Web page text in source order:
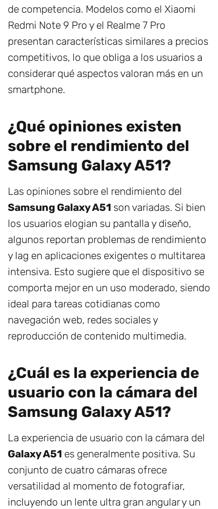
de competencia. Modelos como el Xiaomi
Redmi Note 9 Pro y el Realme 7 Pro
presentan características similares a precios
competitivos, lo que obliga a los usuarios a
considerar qué aspectos valoran más en un
smartphone.
¿Qué opiniones existen
sobre el rendimiento del
Samsung Galaxy A51?
Las opiniones sobre el rendimiento del
Samsung Galaxy A51 son variadas. Si bien
los usuarios elogian su pantalla y diseño,
algunos reportan problemas de rendimiento
y lag en aplicaciones exigentes o multitarea
intensiva. Esto sugiere que el dispositivo se
comporta mejor en un uso moderado, siendo
ideal para tareas cotidianas como
navegación web, redes sociales y
reproducción de contenido multimedia.
¿Cuál es la experiencia de
usuario con la cámara del
Samsung Galaxy A51?
La experiencia de usuario con la cámara del
Galaxy A51 es generalmente positiva. Su
conjunto de cuatro cámaras ofrece
versatilidad al momento de fotografiar,
incluyendo un lente ultra gran angular y un